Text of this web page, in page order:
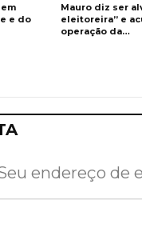
e do
Mauro diz ser
eleitoreira” e
operação da…
endereço de